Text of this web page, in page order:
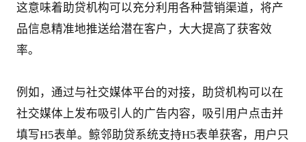
这意味着助贷机构可以充分利用各种营销渠道，将产
品信息精准地推送给潜在客户，大大提高了获客效
率。
例如，通过与社交媒体平台的对接，助贷机构可以在
社交媒体上发布吸引人的广告内容，吸引用户点击并
填写H5表单。鲸邻助贷系统支持H5表单获客，用户只